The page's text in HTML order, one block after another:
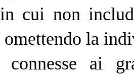
cui non
la
ai